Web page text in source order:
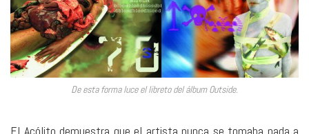
De esta forma luce el libreto del álbum Outside.
El Acólito demuestra que el artista nunca se tomaba nada a